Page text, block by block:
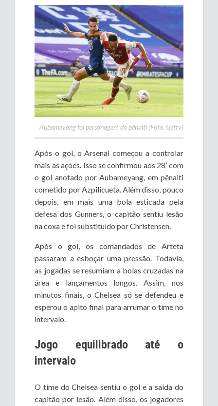
Aubameyang foi personagem do pênalti (Foto: Getty)
Após o gol, o Arsenal começou a controlar
mais as ações. Isso se confirmou aos 28’ com
o gol anotado por Aubameyang, em pênalti
cometido por Azpilicueta. Além disso, pouco
depois, em mais uma bola esticada pela
defesa dos Gunners, o capitão sentiu lesão
na coxa e foi substituído por Christensen.
Após o gol, os comandados de Arteta
passaram a esboçar uma pressão. Todavia,
as jogadas se resumiam a bolas cruzadas na
área e lançamentos longos. Assim, nos
minutos finais, o Chelsea só se defendeu e
esperou o apito final para arrumar o time no
intervalo.
Jogo equilibrado até o
intervalo
O time do Chelsea sentiu o gol e a saída do
capitão por lesão. Além disso, os jogadores